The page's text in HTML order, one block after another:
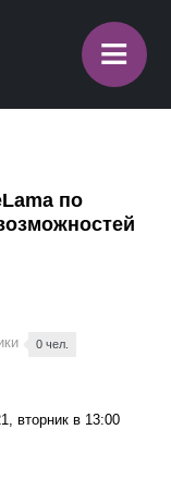
≡
по
0 чел.
вторник в 13:00